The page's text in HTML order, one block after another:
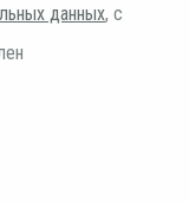
данных, с